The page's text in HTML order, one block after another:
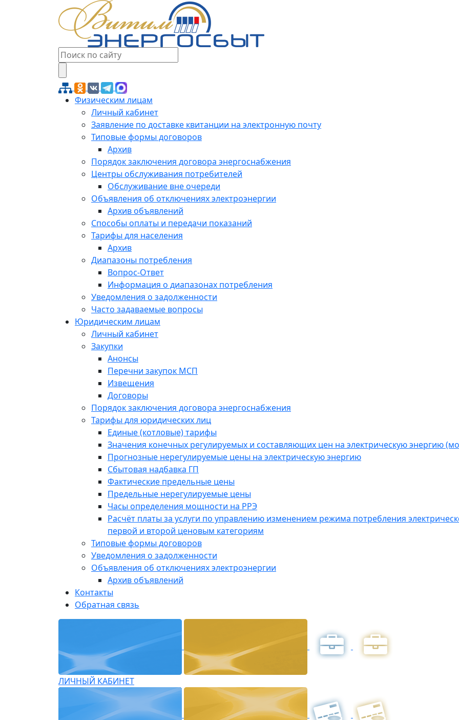
Физическим лицам
Личный кабинет
Заявление по доставке квитанции на электронную почту
Типовые формы договоров
Архив
Порядок заключения договора энергоснабжения
Центры обслуживания потребителей
Обслуживание вне очереди
Объявления об отключениях электроэнергии
Архив объявлений
Способы оплаты и передачи показаний
Тарифы для населения
Архив
Диапазоны потребления
Вопрос-Ответ
Информация о диапазонах потребления
Уведомления о задолженности
Часто задаваемые вопросы
Юридическим лицам
Личный кабинет
Закупки
Анонсы
Перечни закупок МСП
Извещения
Договоры
Порядок заключения договора энергоснабжения
Тарифы для юридических лиц
Единые (котловые) тарифы
Значения конечных регулируемых и составляющих цен на электрическую энергию
Прогнозные нерегулируемые цены на электрическую энергию
Сбытовая надбавка ГП
Фактические предельные цены
Предельные нерегулируемые цены
Часы определения мощности на РРЭ
Расчёт платы за услуги по управлению изменением режима потребления
первой и второй ценовым категориям
Типовые формы договоров
Уведомления о задолженности
Объявления об отключениях электроэнергии
Архив объявлений
Контакты
Обратная связь
ЛИЧНЫЙ КАБИНЕТ